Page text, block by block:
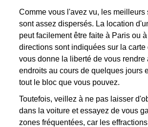
Comme vous l'avez vu, les meilleurs
sont assez dispersés. La location
peut facilement être faite à Paris ou
directions sont indiquées sur la carte
vous donne la liberté de vous rendre
endroits au cours de quelques jours
tout le bloc que vous pouvez.
Toutefois, veillez à ne pas laisser
dans la voiture et essayez de vous
zones fréquentées, car les